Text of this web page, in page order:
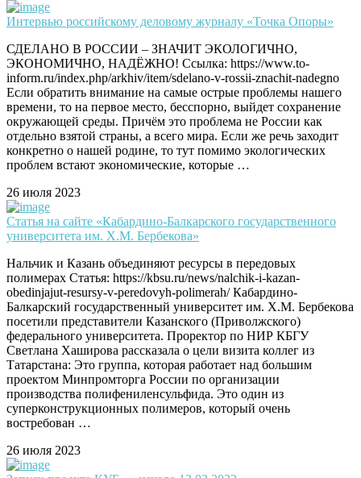
Интервью российскому деловому журналу «Точка Опоры»
СДЕЛАНО В РОССИИ – ЗНАЧИТ ЭКОЛОГИЧНО,
ЭКОНОМИЧНО, НАДЁЖНО! Ссылка: https://www.to-
inform.ru/index.php/arkhiv/item/sdelano-v-rossii-znachit-nadegno
Если обратить внимание на самые острые проблемы нашего
времени, то на первое место, бесспорно, выйдет сохранение
окружающей среды. Причём это проблема не России как
отдельно взятой страны, а всего мира. Если же речь заходит
конкретно о нашей родине, то тут помимо экологических
проблем встают экономические, которые …
26 июля 2023
Статья на сайте «Кабардино-Балкарского государственного
университета им. Х.М. Бербекова»
Нальчик и Казань объединяют ресурсы в передовых
полимерах Статья: https://kbsu.ru/news/nalchik-i-kazan-
obedinjajut-resursy-v-peredovyh-polimerah/ Кабардино-
Балкарский государственный университет им. Х.М. Бербекова
посетили представители Казанского (Приволжского)
федерального университета. Проректор по НИР КБГУ
Светлана Хаширова рассказала о цели визита коллег из
Татарстана: Это группа, которая работает над большим
проектом Минпромторга России по организации
производства полифениленсульфида. Это один из
суперконструкционных полимеров, который очень
востребован …
26 июля 2023